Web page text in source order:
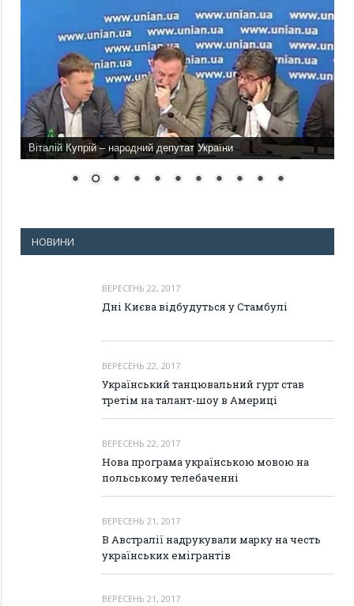
Віталій Купрій – народний депутат України
НОВИНИ
ВЕРЕСЕНЬ 22, 2017
Дні Києва відбудуться у Стамбулі
ВЕРЕСЕНЬ 22, 2017
Український танцювальний гурт став
третім на талант-шоу в Америці
ВЕРЕСЕНЬ 22, 2017
Нова програма українською мовою на
польському телебаченні
ВЕРЕСЕНЬ 21, 2017
В Австралії надрукували марку на честь
українських емігрантів
ВЕРЕСЕНЬ 21, 2017